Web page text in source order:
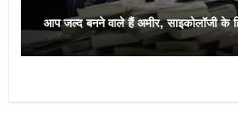
आप जल्द बनने वाले हैं अमीर, साइकोलॉजी के